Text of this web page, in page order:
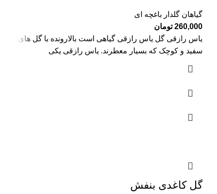
گیاهان گلدار باغچه ای
260,000 تومان
یاس رازقی گل یاس رازقی گیاهی است بالارونده با گل های
سفید و کوچک که بسیار معطرند. یاس رازقی یکی
گل کاغدی بنفش